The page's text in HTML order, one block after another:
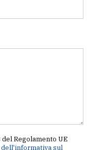
Regolamento UE
dell'informativa sul